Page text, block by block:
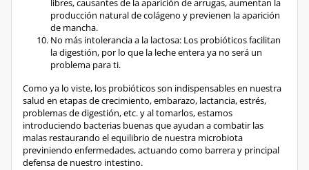
libres, causantes de la aparición de arrugas, aumentan la
producción natural de colágeno y previenen la aparición
de mancha.
No más intolerancia a la lactosa: Los probióticos facilitan
la digestión, por lo que la leche entera ya no será un
problema para ti.
Como ya lo viste, los probióticos son indispensables en nuestra
salud en etapas de crecimiento, embarazo, lactancia, estrés,
problemas de digestión, etc. y al tomarlos, estamos
introduciendo bacterias buenas que ayudan a combatir las
malas restaurando el equilibrio de nuestra microbiota
previniendo enfermedades, actuando como barrera y principal
defensa de nuestro intestino.